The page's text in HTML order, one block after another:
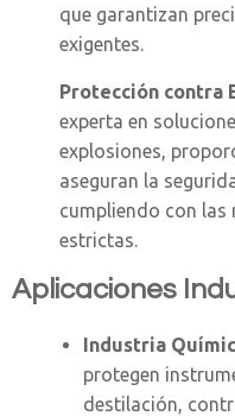
que garantizan
exigentes.
Protección contra
experta en
explosiones,
aseguran la
cumpliendo con las
estrictas.
Aplicaciones
Industria
protegen
destilación,